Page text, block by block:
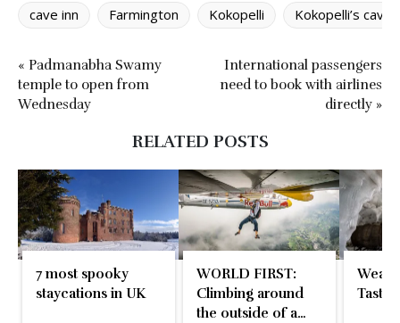
cave inn Farmington Kokopelli Kokopelli’s cave
« Padmanabha Swamy
temple to open from
Wednesday
International passengers
need to book with airlines
directly »
RELATED POSTS
7 most spooky
staycations in UK
WORLD FIRST:
Climbing around
the outside of a
Taste